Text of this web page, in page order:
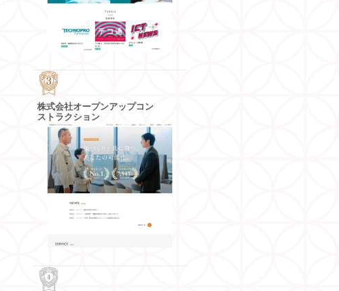
株式会社オープンアップコン
ストラクション